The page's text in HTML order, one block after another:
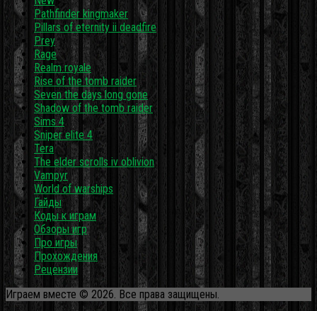
Pathfinder kingmaker
Pillars of eternity ii deadfire
Prey
Rage
Realm royale
Rise of the tomb raider
Seven the days long gone
Shadow of the tomb raider
Sims 4
Sniper elite 4
Tera
The elder scrolls iv oblivion
Vampyr
World of warships
Гайды
Коды к играм
Обзоры игр
Про игры
Прохождения
Рецензии
Играем вместе © 2026. Все права защищены.